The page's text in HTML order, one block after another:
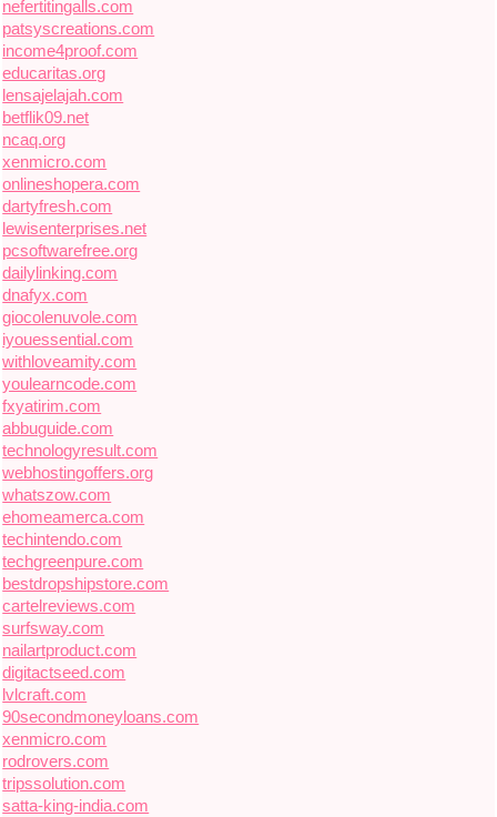
nefertitingalls.com
patsyscreations.com
income4proof.com
educaritas.org
lensajelajah.com
betflik09.net
ncaq.org
xenmicro.com
onlineshopera.com
dartyfresh.com
lewisenterprises.net
pcsoftwarefree.org
dailylinking.com
dnafyx.com
giocolenuvole.com
iyouessential.com
withloveamity.com
youlearncode.com
fxyatirim.com
abbuguide.com
technologyresult.com
webhostingoffers.org
whatszow.com
ehomeamerca.com
techintendo.com
techgreenpure.com
bestdropshipstore.com
cartelreviews.com
surfsway.com
nailartproduct.com
digitactseed.com
lvlcraft.com
90secondmoneyloans.com
xenmicro.com
rodrovers.com
tripssolution.com
satta-king-india.com